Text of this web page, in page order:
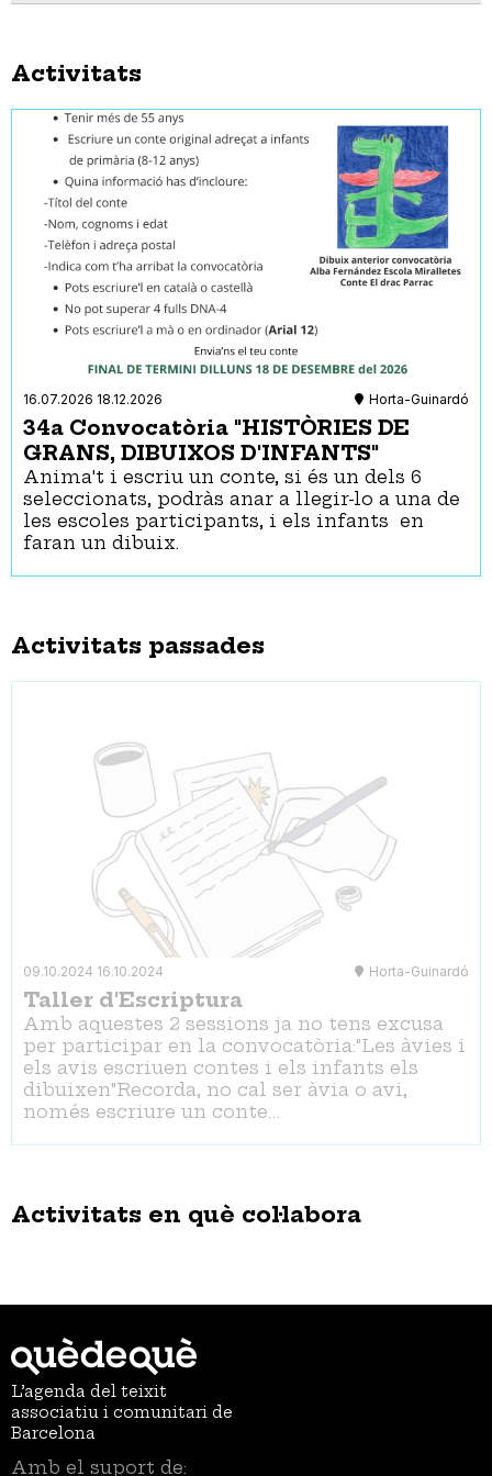
Activitats
16.07.2026 18.12.2026 Horta-Guinardó
34a Convocatòria "HISTÒRIES DE
GRANS, DIBUIXOS D'INFANTS"
Anima't i escriu un conte, si és un dels 6
seleccionats, podràs anar a llegir-lo a una de
les escoles participants, i els infants en
faran un dibuix.
Activitats passades
09.10.2024 16.10.2024 Horta-Guinardó
Taller d'Escriptura
Amb aquestes 2 sessions ja no tens excusa
per participar en la convocatòria:"Les àvies i
els avis escriuen contes i els infants els
dibuixen"Recorda, no cal ser àvia o avi,
només escriure un conte…
Activitats en què col·labora
L’agenda del teixit
associatiu i comunitari de
Barcelona
Amb el suport de: